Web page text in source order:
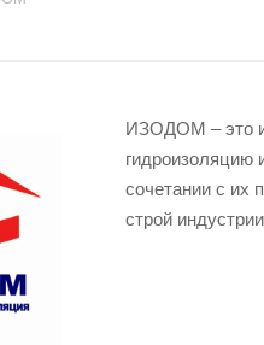
ИЗОДОМ – это
гидроизоляцию
сочетании с их
строй